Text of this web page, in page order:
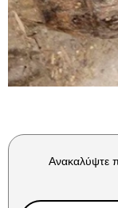
Ανακαλύψτε